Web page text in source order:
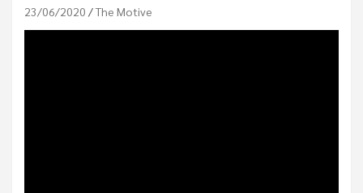
23/06/2020 The Motive